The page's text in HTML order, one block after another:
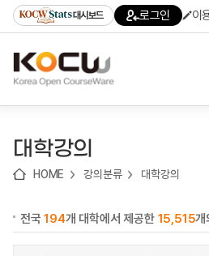
기
기
기
content)
가
대시보드 로그인 이
대학강의
HOME 강의분류 대학강의
전국194개 대학에서 제공한 15,515개